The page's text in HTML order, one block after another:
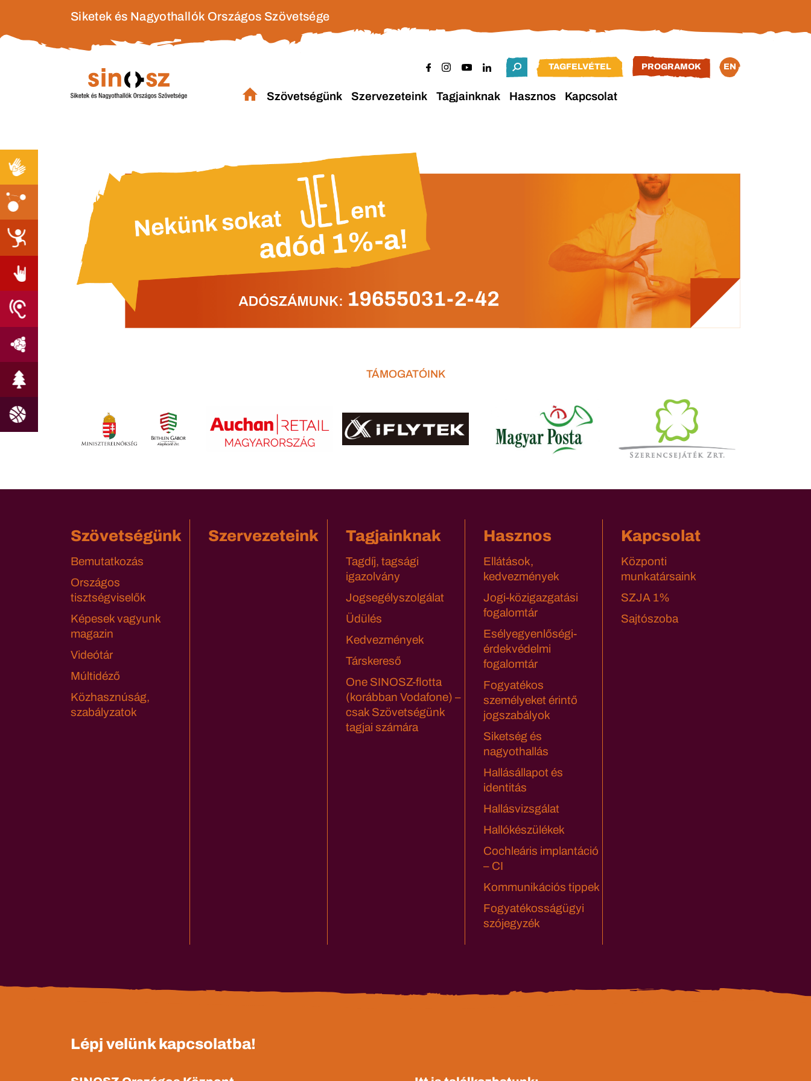
Siketek és Nagyothallók Országos Szövetsége
TAGFELVÉTEL PROGRAMOK EN
Szövetségünk Szervezeteink Tagjainknak Hasznos Kapcsolat
TÁMOGATÓINK
Szövetségünk
Bemutatkozás
Országos
tisztségviselők
Képesek vagyunk
magazin
Videótár
Múltidéző
Közhasznúság,
szabályzatok
Szervezeteink Tagjainknak
Tagdíj, tagsági
igazolvány
Jogsegélyszolgálat
Üdülés
Kedvezmények
Társkereső
One SINOSZ-flotta
(korábban Vodafone) –
csak Szövetségünk
tagjai számára
Hasznos
Ellátások,
kedvezmények
Jogi-közigazgatási
fogalomtár
Esélyegyenlőségi-
érdekvédelmi
fogalomtár
Fogyatékos
személyeket érintő
jogszabályok
Siketség és
nagyothallás
Hallásállapot és
identitás
Hallásvizsgálat
Hallókészülékek
Cochleáris implantáció
– CI
Kommunikációs tippek
Fogyatékosságügyi
szójegyzék
Kapcsolat
Központi
munkatársaink
SZJA 1%
Sajtószoba
Lépj velünk kapcsolatba!